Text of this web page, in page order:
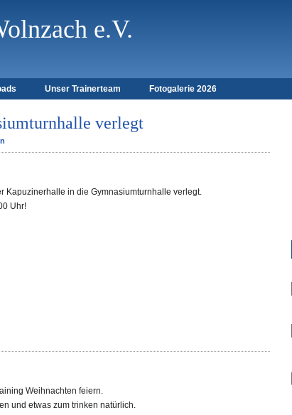
e.V.
Unser Trainerteam Fotogalerie 2026
verlegt
Kapuzinerhalle in die Gymnasiumturnhalle verlegt.
Uhr!
Weihnachten feiern.
und etwas zum trinken natürlich.